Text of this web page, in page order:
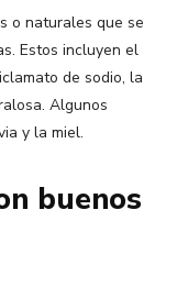
o naturales que se
Estos incluyen el
de sodio, la
Algunos
y la miel.
buenos